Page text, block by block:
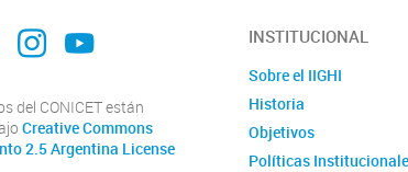
Instagram
Canal de Youtube
del CONICET están
Creative Commons
2.5 Argentina License
INSTITUCIONAL
Sobre el IIGHI
Historia
Objetivos
Políticas